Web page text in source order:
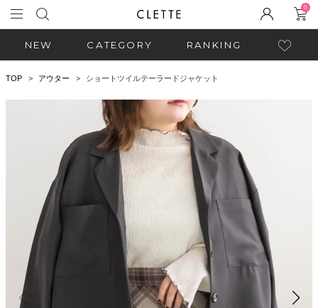
0
NEW CATEGORY RANKING
TOP アウター ショートツイルテーラードジャケット